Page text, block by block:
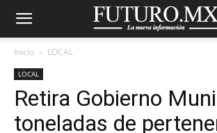
Inicio LOCAL
LOCAL
Retira Gobierno
toneladas de